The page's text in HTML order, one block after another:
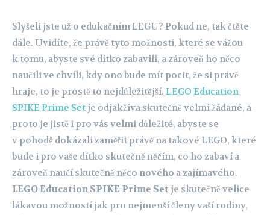
Slyšeli jste už o edukačním LEGU? Pokud ne, tak čtěte
dále. Uvidíte, že právě tyto možnosti, které se vážou
k tomu, abyste své dítko zabavili, a zároveň ho něco
naučili ve chvíli, kdy ono bude mít pocit, že si právě
hraje, to je prostě to nejdůležitější. LEGO Education
SPIKE Prime Set je odjakživa skutečně velmi žádané, a
proto je jistě i pro vás velmi důležité, abyste se
v pohodě dokázali zaměřit právě na takové LEGO, které
bude i pro vaše dítko skutečně něčím, co ho zabaví a
zároveň naučí skutečně něco nového a zajímavého.
LEGO Education SPIKE Prime Set je skutečně velice
lákavou možností jak pro nejmenší členy vaší rodiny,